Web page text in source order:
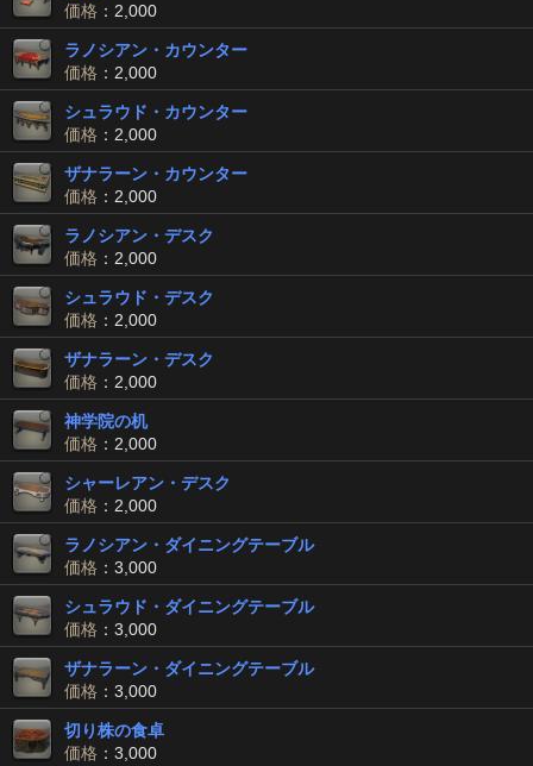
価格 ：2,000
ラノシアン・カウンター
価格 ：2,000
シュラウド・カウンター
価格 ：2,000
ザナラーン・カウンター
価格 ：2,000
ラノシアン・デスク
価格 ：2,000
シュラウド・デスク
価格 ：2,000
ザナラーン・デスク
価格 ：2,000
神学院の机
価格 ：2,000
シャーレアン・デスク
価格 ：2,000
ラノシアン・ダイニングテーブル
価格 ：3,000
シュラウド・ダイニングテーブル
価格 ：3,000
ザナラーン・ダイニングテーブル
価格 ：3,000
切り株の食卓
価格 ：3,000